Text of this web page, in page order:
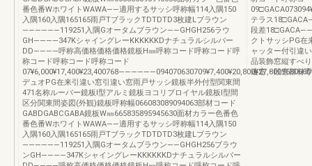
番色番WホワイトWAWA――適用するサッシ呼称幅114入隅150
入隅160入隅165165雨戸TブラックTDTDTD3枚建Lブラウン
――――――119251入隅Gオータムブラウン――GHGH256ラウ
GH――――347KシャイングレーKKKKKKDナチュラルシルバー
DD――――呼称高価格価格価格鏡板H㎜呼称コード呼称コード呼
称コード呼称コード呼称コード
デュオPG在来引違い窓引違い窓雨戸サッシ鏡板半外付型関東間
471名称ルーバー鏡板Ⅰ型アルミ鏡板ヨコリブロイヤル鏡板Ⅰ型間
区分関東間姿図(外観)鏡板呼称幅066083089094063部材コード
GABDGABCGABA鏡板W㎜665835895945630面材カラー色番色
番色番WホワイトWAWA――適用するサッシ呼称幅114入隅150
入隅160入隅165165雨戸TブラックTDTDTD3枚建Lブラウン
――――――119251入隅Gオータムブラウン――GHGH256ブラウ
ンGH――――347KシャイングレーKKKKKKDナチュラルシルバー
テラス
段差
クトサッシPG在
ャッター付引違
品装飾窓縦すべ
連窓・段窓部材